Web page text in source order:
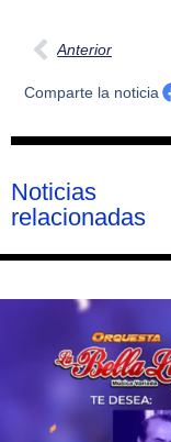
Anterior
Comparte la noticia
Noticias
relacionadas